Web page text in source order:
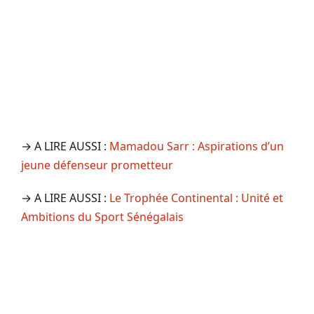
→ A LIRE AUSSI : Mamadou Sarr : Aspirations d’un
jeune défenseur prometteur
→ A LIRE AUSSI : Le Trophée Continental : Unité et
Ambitions du Sport Sénégalais